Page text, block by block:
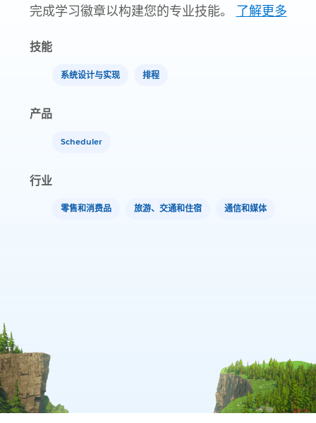
完成学习徽章以构建您的专业技能。 了解更多
技能
系统设计与实现 排程
产品
Scheduler
行业
零售和消费品 旅游、交通和住宿 通信和媒体